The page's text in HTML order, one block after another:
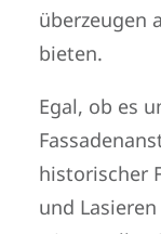
überzeugen
bieten.
Egal, ob es
historischer
und